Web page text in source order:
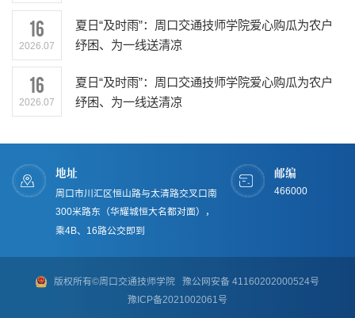
16
2026.07
夏日“及时雨”：周口交通技师学院爱心购瓜为农户
纾困、为一线送清凉
16
2026.07
夏日“及时雨”：周口交通技师学院爱心购瓜为农户
纾困、为一线送清凉
地址
周口市川汇区恒山路与太清路交叉口南
300米路东（华耀城恒大名都对面），
乘4B、16路公交即到
邮编
466000
版权所有©周口交通技师学院 豫公网安备 41160202000524号
豫ICP备2021002061号